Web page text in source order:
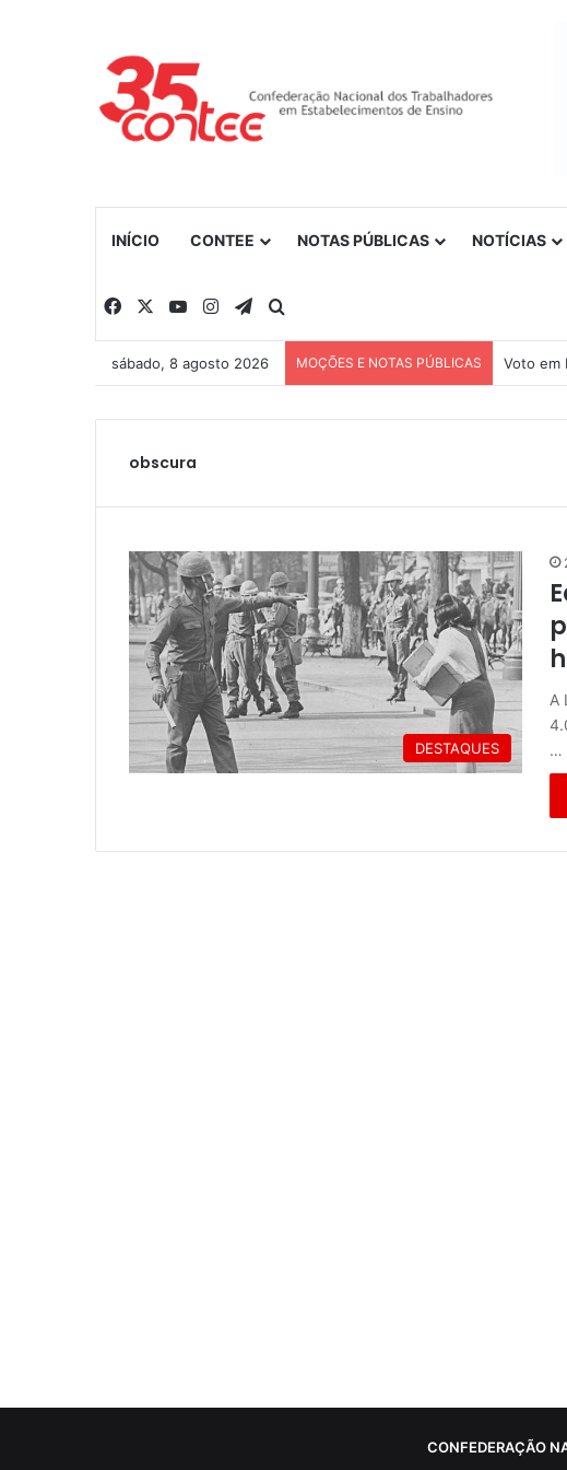
INÍCIO CONTEE NOTAS PÚBLICAS NOTÍCIAS
Facebook YouTubeInstagramTelegram
sábado, 8 agosto 2026 MOÇÕES E NOTAS PÚBLICAS Voto em
obscura
DESTAQUES
A
…
CONFEDERAÇÃO